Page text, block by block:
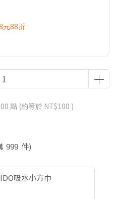
元88折
點 (約等於 NT$100 )
999 件)
吸水小方巾